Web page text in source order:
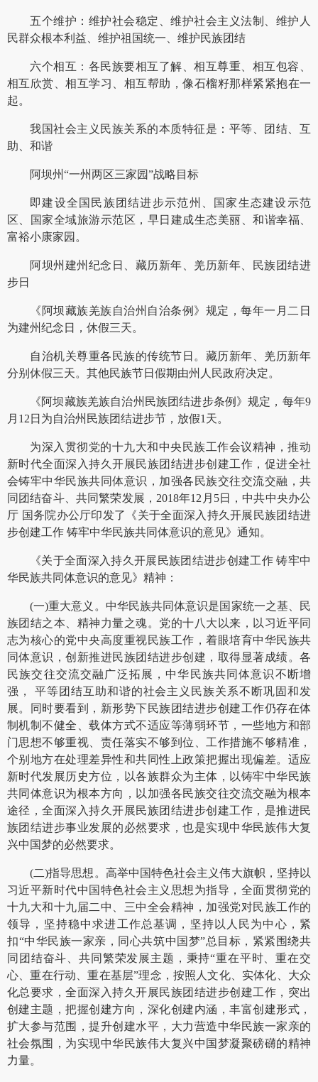
五个维护：维护社会稳定、维护社会主义法制、维护人
民群众根本利益、维护祖国统一、维护民族团结
六个相互：各民族要相互了解、相互尊重、相互包容、
相互欣赏、相互学习、相互帮助，像石榴籽那样紧紧抱在一
起。
我国社会主义民族关系的本质特征是：平等、团结、互
助、和谐
阿坝州“一州两区三家园”战略目标
即建设全国民族团结进步示范州、国家生态建设示范
区、国家全域旅游示范区，早日建成生态美丽、和谐幸福、
富裕小康家园。
阿坝州建州纪念日、藏历新年、羌历新年、民族团结进
步日
《阿坝藏族羌族自治州自治条例》规定，每年一月二日
为建州纪念日，休假三天。
自治机关尊重各民族的传统节日。藏历新年、羌历新年
分别休假三天。其他民族节日假期由州人民政府决定。
《阿坝藏族羌族自治州民族团结进步条例》规定，每年9
月12日为自治州民族团结进步节，放假1天。
为深入贯彻党的十九大和中央民族工作会议精神，推动
新时代全面深入持久开展民族团结进步创建工作，促进全社
会铸牢中华民族共同体意识，加强各民族交往交流交融，共
同团结奋斗、共同繁荣发展，2018年12月5日，中共中央办公
厅 国务院办公厅印发了《关于全面深入持久开展民族团结进
步创建工作 铸牢中华民族共同体意识的意见》通知。
《关于全面深入持久开展民族团结进步创建工作 铸牢中
华民族共同体意识的意见》精神：
(一)重大意义。中华民族共同体意识是国家统一之基、民
族团结之本、精神力量之魂。党的十八大以来，以习近平同
志为核心的党中央高度重视民族工作，着眼培育中华民族共
同体意识，创新推进民族团结进步创建，取得显著成绩。各
民族交往交流交融广泛拓展，中华民族共同体意识不断增
强， 平等团结互助和谐的社会主义民族关系不断巩固和发
展。同时要看到，新形势下民族团结进步创建工作仍存在体
制机制不健全、载体方式不适应等薄弱环节，一些地方和部
门思想不够重视、责任落实不够到位、工作措施不够精准，
个别地方在处理差异性和共同性上政策把握出现偏差。适应
新时代发展历史方位，以各族群众为主体，以铸牢中华民族
共同体意识为根本方向，以加强各民族交往交流交融为根本
途径，全面深入持久开展民族团结进步创建工作，是推进民
族团结进步事业发展的必然要求，也是实现中华民族伟大复
兴中国梦的必然要求。
(二)指导思想。高举中国特色社会主义伟大旗帜，坚持以
习近平新时代中国特色社会主义思想为指导，全面贯彻党的
十九大和十九届二中、三中全会精神，加强党对民族工作的
领导，坚持稳中求进工作总基调，坚持以人民为中心，紧
扣“中华民族一家亲，同心共筑中国梦”总目标，紧紧围绕共
同团结奋斗、共同繁荣发展主题，秉持“重在平时、重在交
心、重在行动、重在基层”理念，按照人文化、实体化、大众
化总要求，全面深入持久开展民族团结进步创建工作，突出
创建主题，把握创建方向，深化创建内涵，丰富创建形式，
扩大参与范围，提升创建水平，大力营造中华民族一家亲的
社会氛围，为实现中华民族伟大复兴中国梦凝聚磅礴的精神
力量。